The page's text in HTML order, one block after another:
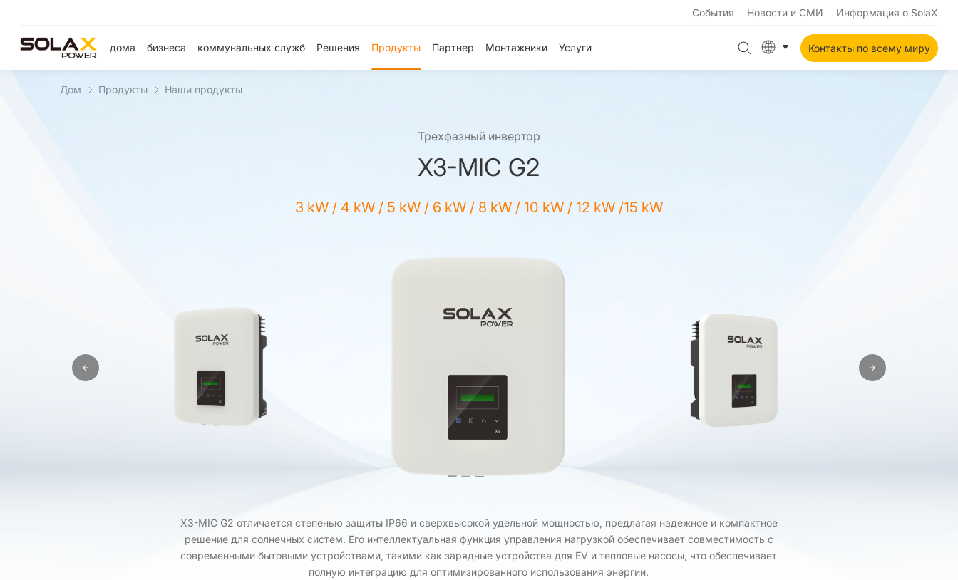
События Новости и СМИ Информация о SolaX
дома бизнеса коммунальных служб Решения Продукты Партнер Монтажники Услуги Контакты по всему миру
Дом Продукты Наши продукты
Трехфазный инвертор
X3-MIC G2
3 kW / 4 kW / 5 kW / 6 kW / 8 kW / 10 kW / 12 kW /15 kW
X3-MIC G2 отличается степенью защиты IP66 и сверхвысокой удельной мощностью, предлагая надежное и компактное
решение для солнечных систем. Его интеллектуальная функция управления нагрузкой обеспечивает совместимость с
современными бытовыми устройствами, такими как зарядные устройства для EV и тепловые насосы, что обеспечивает
полную интеграцию для оптимизированного использования энергии.